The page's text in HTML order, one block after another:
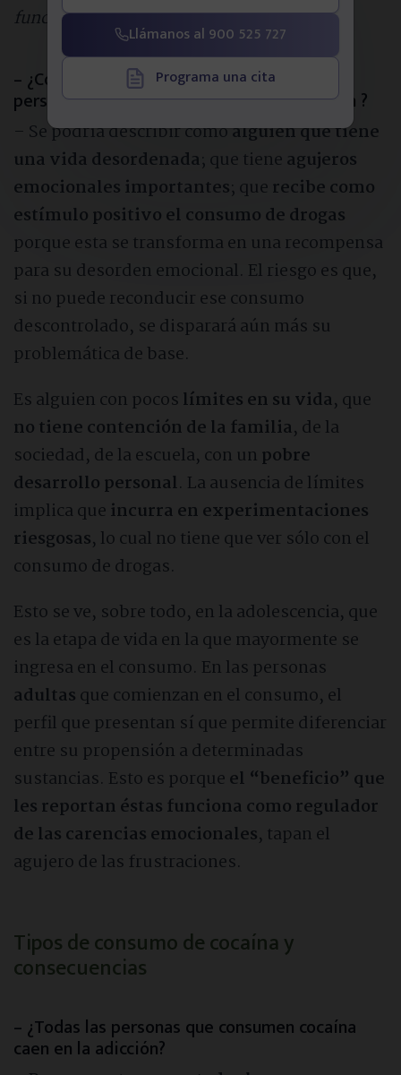
función de los efectos que esta tenga].
– ¿Cómo se puede describir este perfil de
persona más propensa a desarrollar adicción ?
– Se podría describir comoalguien que tiene
una vida desordenada; que tiene agujeros
emocionales importantes; que recibe como
estímulo positivo el consumo de drogas
porque esta se transforma en una recompensa
para su desorden emocional. El riesgo es que,
si no puede reconducir ese consumo
descontrolado, se disparará aún más su
problemática de base.
Es alguien con pocos límites en su vida, que
no tiene contención de la familia, de la
sociedad, de la escuela, con un pobre
desarrollo personal. La ausencia de límites
implica que incurra en experimentaciones
riesgosas, lo cual no tiene que ver sólo con el
consumo de drogas.
Esto se ve, sobre todo, en la adolescencia, que
es la etapa de vida en la que mayormente se
ingresa en el consumo. En las personas
adultas que comienzan en el consumo, el
perfil que presentan sí que permite diferenciar
entre su propensión a determinadas
sustancias. Esto es porque el “beneficio” que
les reportan éstas funciona como regulador
de las carencias emocionales, tapan el
agujero de las frustraciones.
Tipos de consumo de cocaína y
consecuencias
– ¿Todas las personas que consumen cocaína
caen en la adicción?
Llámanos al 900 525 727
Programa una cita